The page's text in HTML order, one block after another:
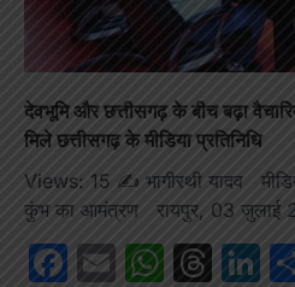
देवभूमि और छत्तीसगढ़ के बीच बढ़ा
मिले छत्तीसगढ़ के मीडिया प्रतिनिधि
Views: 15 ✍️ भागीरथी यादव मीडिया
कुंभ का आमंत्रण रायपुर, 03 जुलाई
Facebook
Email